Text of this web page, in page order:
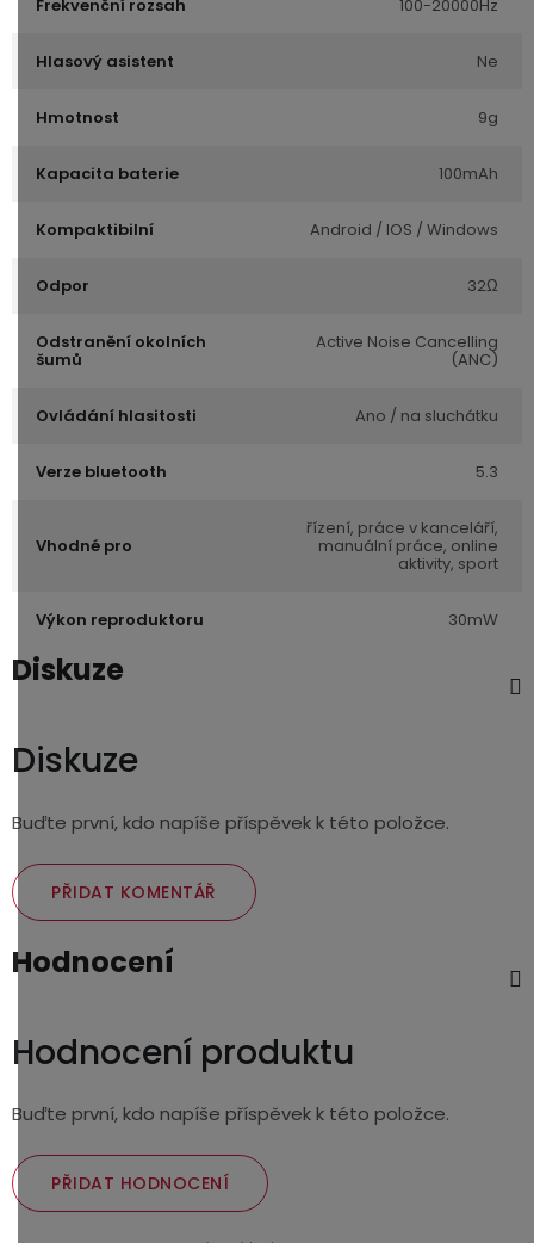
Frekvenční rozsah 100-20000Hz
Hlasový asistent Ne
Hmotnost 9g
Kapacita baterie 100mAh
Kompaktibilní Android / IOS / Windows
Odpor 32Ω
Odstranění okolních
šumů
Active Noise Cancelling
(ANC)
Ovládání hlasitosti Ano / na sluchátku
Verze bluetooth 5.3
Vhodné pro
řízení, práce v kanceláří,
manuální práce, online
aktivity, sport
Výkon reproduktoru 30mW
Diskuze
Diskuze
Buďte první, kdo napíše příspěvek k této položce.
PŘIDAT KOMENTÁŘ
Hodnocení
Hodnocení produktu
Buďte první, kdo napíše příspěvek k této položce.
PŘIDAT HODNOCENÍ